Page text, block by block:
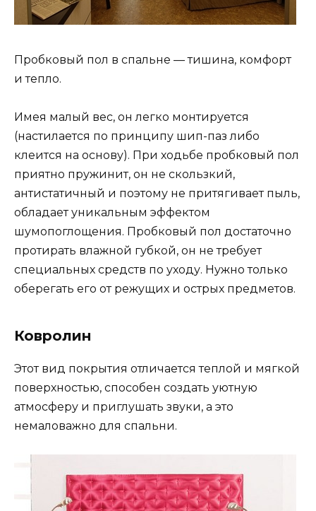
Пробковый пол в спальне — тишина, комфорт
и тепло.
Имея малый вес, он легко монтируется
(настилается по принципу шип-паз либо
клеится на основу). При ходьбе пробковый пол
приятно пружинит, он не скользкий,
антистатичный и поэтому не притягивает пыль,
обладает уникальным эффектом
шумопоглощения. Пробковый пол достаточно
протирать влажной губкой, он не требует
специальных средств по уходу. Нужно только
оберегать его от режущих и острых предметов.
Ковролин
Этот вид покрытия отличается теплой и мягкой
поверхностью, способен создать уютную
атмосферу и приглушать звуки, а это
немаловажно для спальни.